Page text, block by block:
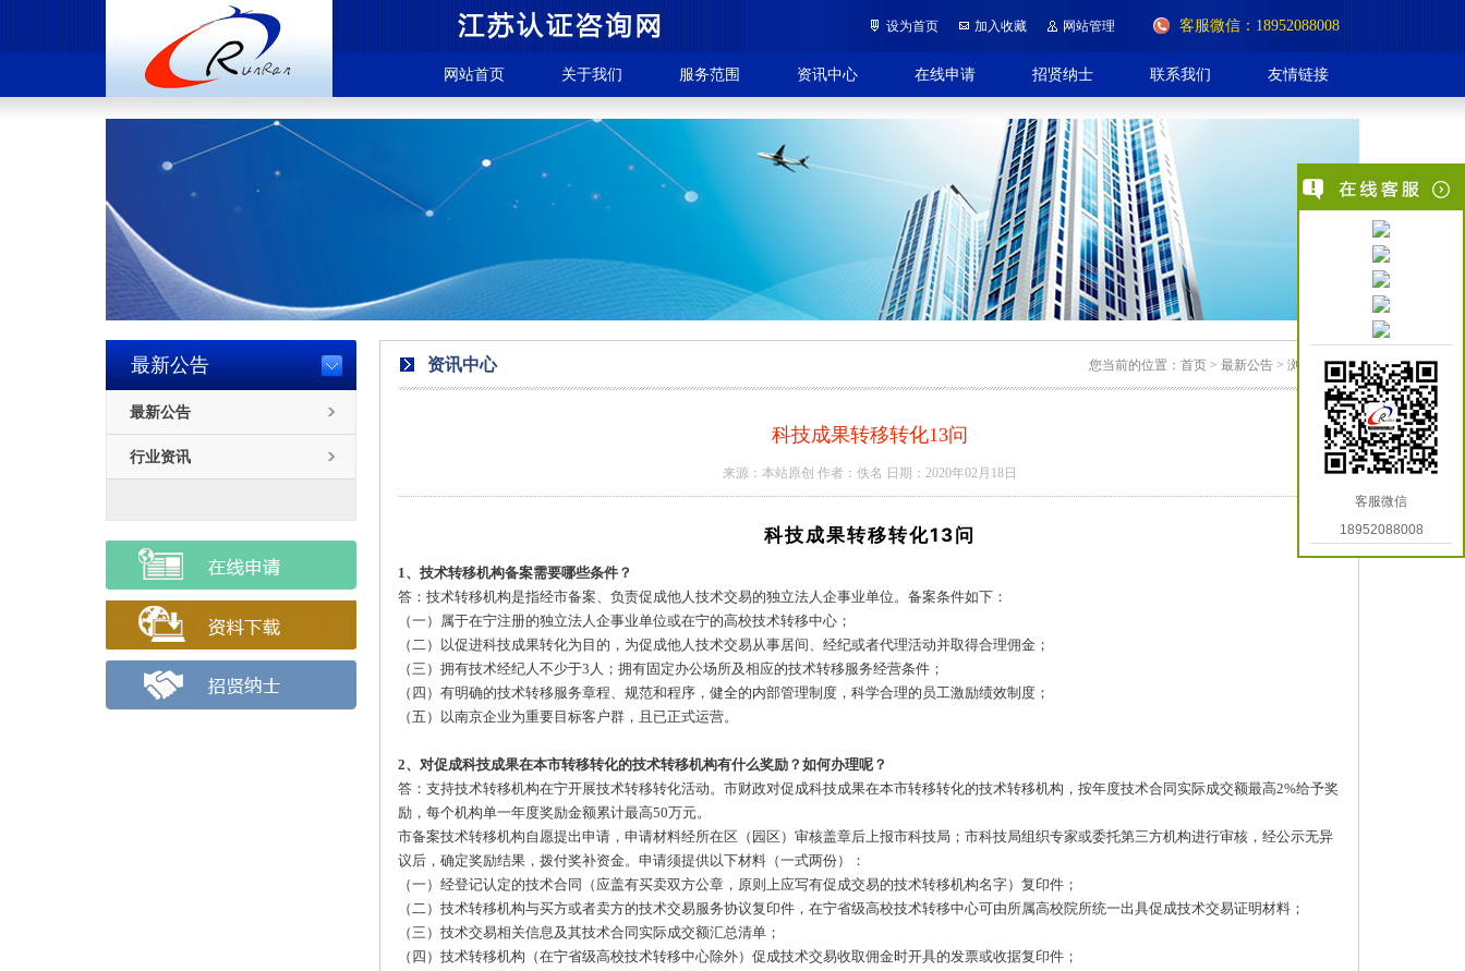
设为首页 加入收藏 网站管理 客服微信：18952088008
网站首页 关于我们 服务范围 资讯中心 在线申请 招贤纳士 联系我们 友情链接
最新公告
最新公告
行业资讯
资讯中心 您当前的位置：首页 > 最新公告 > 浏览文章
科技成果转移转化13问
来源：本站原创 作者：佚名 日期：2020年02月18日
科技成果转移转化13问
1、技术转移机构备案需要哪些条件？
答：技术转移机构是指经市备案、负责促成他人技术交易的独立法人企事业单位。备案条件如下：
（一）属于在宁注册的独立法人企事业单位或在宁的高校技术转移中心；
（二）以促进科技成果转化为目的，为促成他人技术交易从事居间、经纪或者代理活动并取得合理佣金；
（三）拥有技术经纪人不少于3人；拥有固定办公场所及相应的技术转移服务经营条件；
（四）有明确的技术转移服务章程、规范和程序，健全的内部管理制度，科学合理的员工激励绩效制度；
（五）以南京企业为重要目标客户群，且已正式运营。
2、对促成科技成果在本市转移转化的技术转移机构有什么奖励？如何办理呢？
答：支持技术转移机构在宁开展技术转移转化活动。市财政对促成科技成果在本市转移转化的技术转移机构，按年度技术合同实际成交额最高2%给予奖
励，每个机构单一年度奖励金额累计最高50万元。
市备案技术转移机构自愿提出申请，申请材料经所在区（园区）审核盖章后上报市科技局；市科技局组织专家或委托第三方机构进行审核，经公示无异
议后，确定奖励结果，拨付奖补资金。申请须提供以下材料（一式两份）：
（一）经登记认定的技术合同（应盖有买卖双方公章，原则上应写有促成交易的技术转移机构名字）复印件；
（二）技术转移机构与买方或者卖方的技术交易服务协议复印件，在宁省级高校技术转移中心可由所属高校院所统一出具促成技术交易证明材料；
（三）技术交易相关信息及其技术合同实际成交额汇总清单；
（四）技术转移机构（在宁省级高校技术转移中心除外）促成技术交易收取佣金时开具的发票或收据复印件；
客服微信
18952088008